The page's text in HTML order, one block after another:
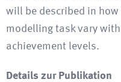
will be described in how
modelling task vary
achievement levels.
Details zur Publikation